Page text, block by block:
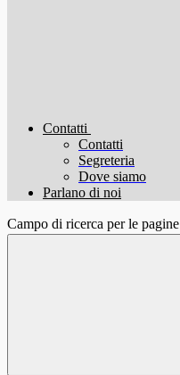
Contatti
Contatti
Segreteria
Dove siamo
Parlano di noi
Campo di ricerca per le